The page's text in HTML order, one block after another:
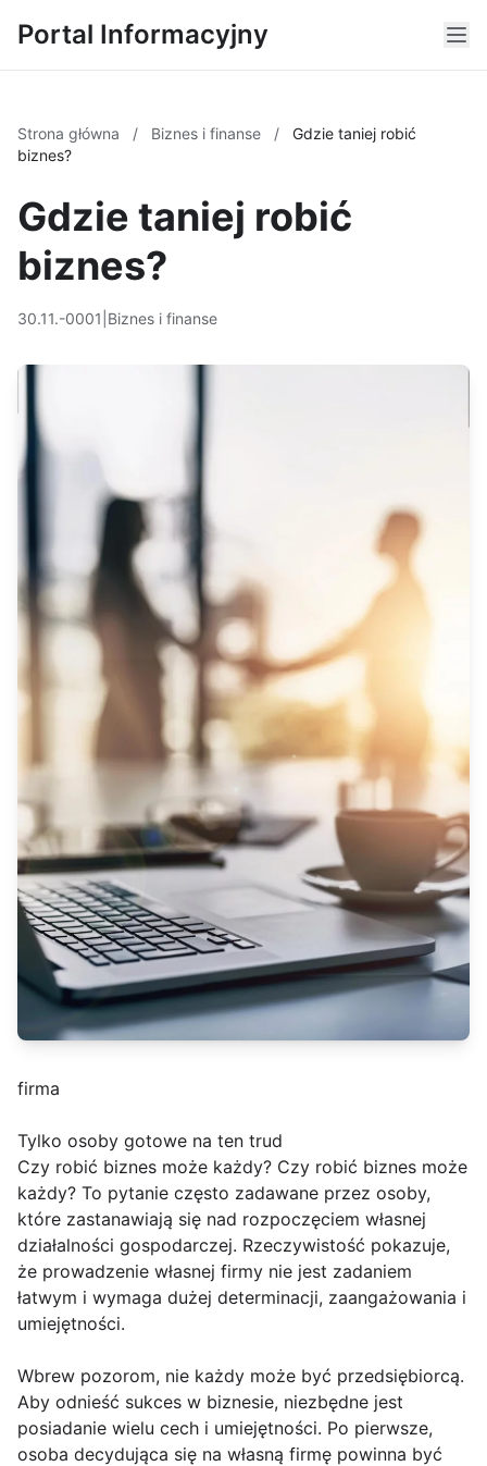
Portal Informacyjny
Strona główna / Biznes i finanse /
Gdzie taniej robić
biznes?
Gdzie taniej robić
biznes?
30.11.-0001 Biznes i finanse
firma
Tylko osoby gotowe na ten trud
Czy robić biznes może każdy? Czy robić biznes może
każdy? To pytanie często zadawane przez osoby,
które zastanawiają się nad rozpoczęciem własnej
działalności gospodarczej. Rzeczywistość pokazuje,
że prowadzenie własnej firmy nie jest zadaniem
łatwym i wymaga dużej determinacji, zaangażowania i
umiejętności.
Wbrew pozorom, nie każdy może być przedsiębiorcą.
Aby odnieść sukces w biznesie, niezbędne jest
posiadanie wielu cech i umiejętności. Po pierwsze,
osoba decydująca się na własną firmę powinna być